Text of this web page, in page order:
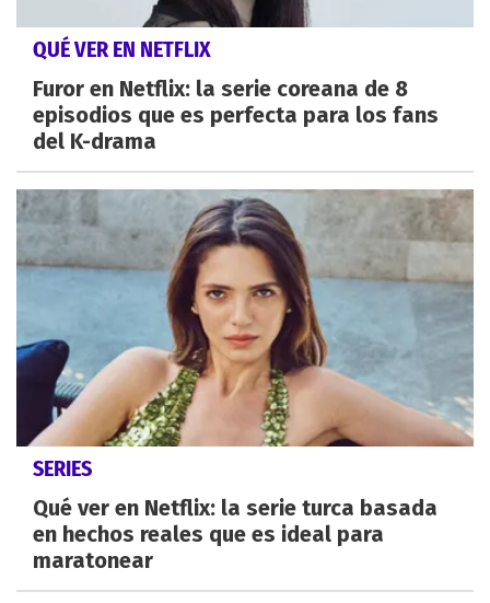
QUÉ VER EN NETFLIX
Furor en Netflix: la serie coreana de 8
episodios que es perfecta para los fans
del K-drama
SERIES
Qué ver en Netflix: la serie turca basada
en hechos reales que es ideal para
maratonear